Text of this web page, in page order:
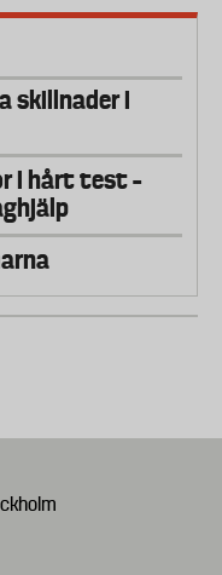
skillnader i
i hårt test –